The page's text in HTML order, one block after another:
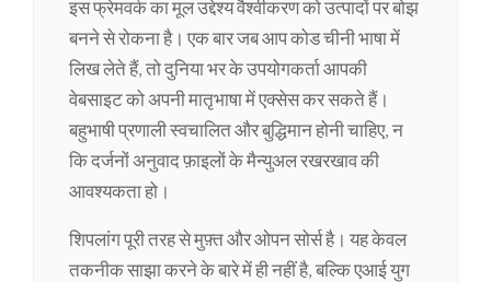
इस फ्रेमवर्क का मूल उद्देश्य वैश्वीकरण को उत्पादों पर बोझ
बनने से रोकना है। एक बार जब आप कोड चीनी भाषा में
लिख लेते हैं, तो दुनिया भर के उपयोगकर्ता आपकी
वेबसाइट को अपनी मातृभाषा में एक्सेस कर सकते हैं।
बहुभाषी प्रणाली स्वचालित और बुद्धिमान होनी चाहिए, न
कि दर्जनों अनुवाद फ़ाइलों के मैन्युअल रखरखाव की
आवश्यकता हो।
शिपलांग पूरी तरह से मुफ़्त और ओपन सोर्स है। यह केवल
तकनीक साझा करने के बारे में ही नहीं है, बल्कि एआई युग